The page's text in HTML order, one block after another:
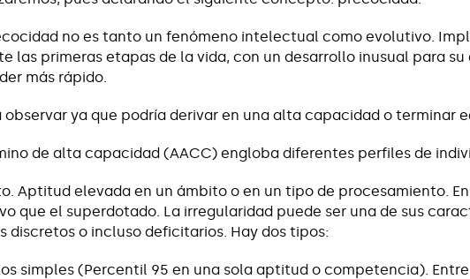
no es tanto un fenómeno intelectual como evolutivo.
las primeras etapas de la vida, con un desarrollo inusual para
más rápido.
observar ya que podría derivar en una alta capacidad o terminar
de alta capacidad (AACC) engloba diferentes perfiles de
Aptitud elevada en un ámbito o en un tipo de procesamiento.
que el superdotado. La irregularidad puede ser una de sus
discretos o incluso deficitarios. Hay dos tipos:
simples (Percentil 95 en una sola aptitud o competencia).